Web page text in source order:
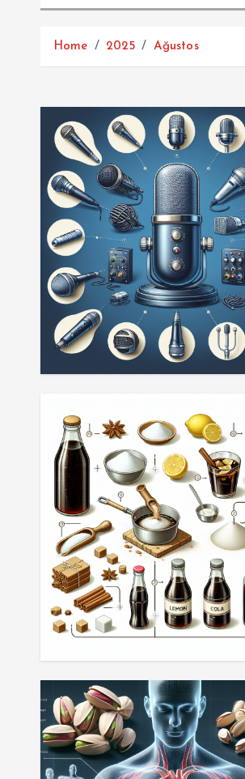
Home 2025 Ağustos